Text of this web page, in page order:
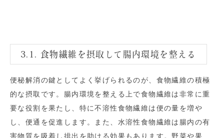
3.1. 食物繊維を摂取して腸内環境を整える
便秘解消の鍵としてよく挙げられるのが、食物繊維の積極
的な摂取です。腸内環境を整える上で食物繊維は非常に重
要な役割を果たし、特に不溶性食物繊維は便の量を増や
し、便通を促進します。また、水溶性食物繊維は腸内の有
害物質を吸着し排出を助ける効果もあります。野菜や果